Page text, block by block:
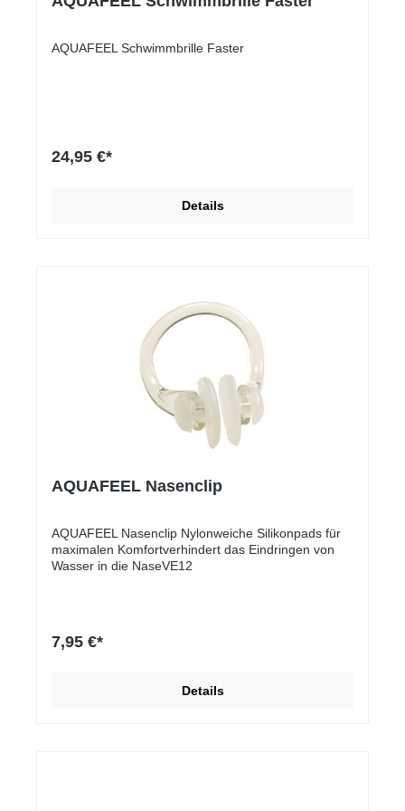
AQUAFEEL Schwimmbrille Faster
24,95 €*
Details
AQUAFEEL Nasenclip
AQUAFEEL Nasenclip Nylonweiche Silikonpads für
maximalen Komfortverhindert das Eindringen von
Wasser in die NaseVE12
7,95 €*
Details